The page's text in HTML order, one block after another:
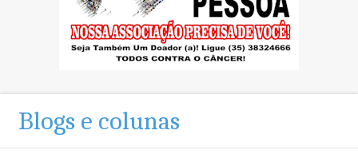
Blogs e colunas